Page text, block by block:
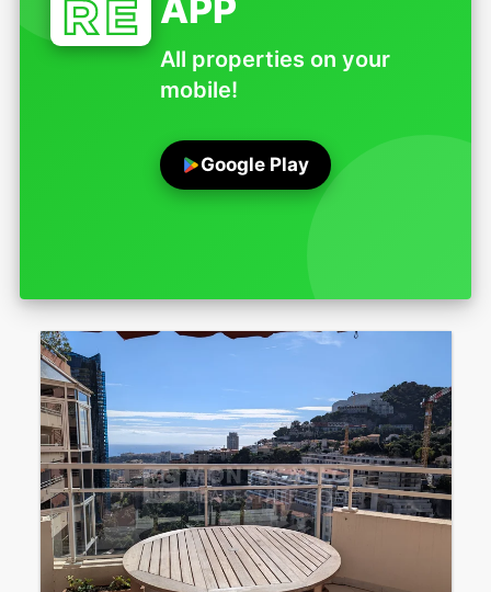
All properties on your
mobile!
Google Play